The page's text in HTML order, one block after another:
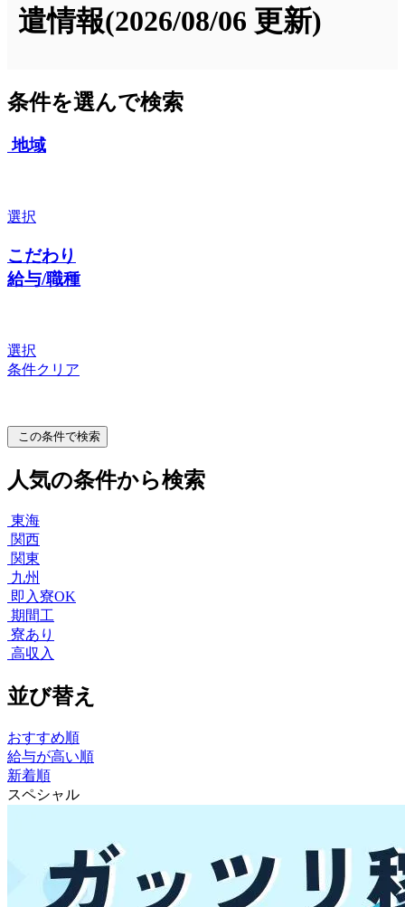
遣情報(2026/08/06 更新)
条件を選んで検索
地域
選択
こだわり
給与/職種
選択
条件クリア
この条件で検索
人気の条件から検索
東海
関西
関東
九州
即入寮OK
期間工
寮あり
高収入
並び替え
おすすめ順
給与が高い順
新着順
スペシャル